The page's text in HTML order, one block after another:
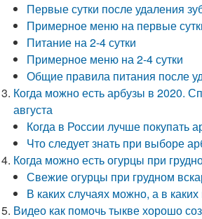
Первые сутки после удаления
Примерное меню на первые
Питание на 2-4 сутки
Примерное меню на 2-4 сутки
Общие правила питания после
Когда можно есть арбузы в 2020.
августа
Когда в России лучше покупать
Что следует знать при выборе
Когда можно есть огурцы при
Свежие огурцы при грудном
В каких случаях можно, а в
Видео как помочь тыкве хорошо